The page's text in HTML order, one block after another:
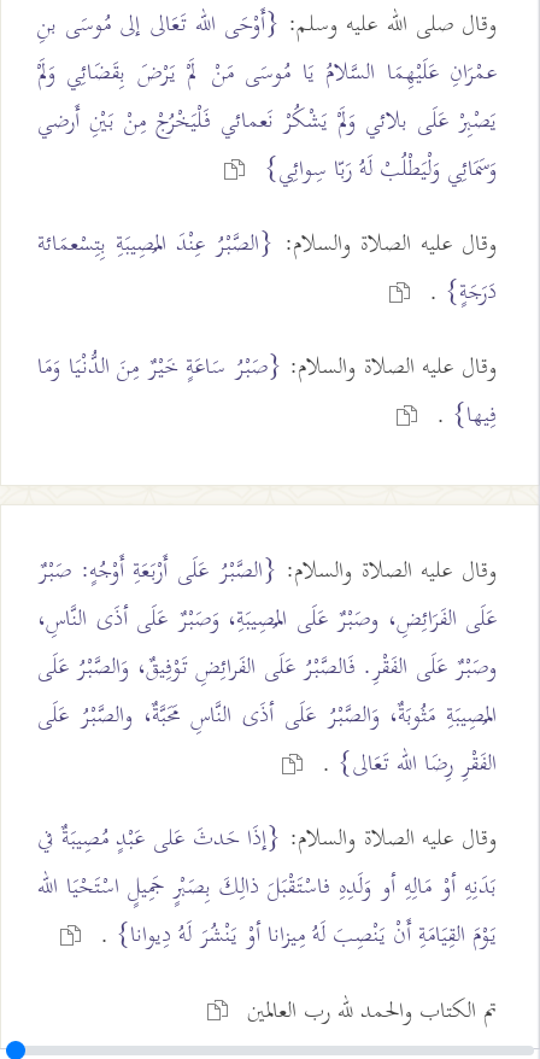
وقال صلى الله عليه وسلم: {أَوْحَى الله تَعَالى إلى مُوسَى بنِ
عمْرَانِ عَلَيْهِمَا السَّلامُ يَا مُوسَى مَنْ لَمْ يَرْضَ بِقَضَائِي وَلَمْ
يَصْبِرْ عَلَى بلائي وَلَمْ يَشْكُرْ نَعمائي فَلْيَخْرُجْ مِنْ بَيْنِ أَرضي
وَسَمَائِي وَلْيَطْلُبْ لَهُ رَبّا سِوائِي}
وقال عليه الصلاة والسلام: {الصَّبْرُ عِنْدَ المُصِيبَةِ بِتِسْعمَائة
دَرَجَةٍ} .
وقال عليه الصلاة والسلام: {صَبْرُ سَاعَةٍ خَيْرٌ مِنَ الدُّنْيَا وَمَا
فِيها} .
وقال عليه الصلاة والسلام: {الصَّبْرُ عَلَى أَرْبَعَةِ أَوْجُهٍ: صَبْرٌ
عَلَى الفَرَائِضِ، وصَبْرٌ عَلَى المُصِيبَةِ، وَصَبْرٌ عَلَى أذَى النَّاسِ،
وصَبْرٌ عَلَى الفَقْرِ. فَالصَّبْرُ عَلَى الفَرائِضِ تَوْفِيقٌ، وَالصَّبْرُ عَلَى
المُصِيبَةِ مَثُوبَةٌ، وَالصَّبْرُ عَلَى أذَى النَّاسِ مَحَبَّةٌ، والصَّبْرُ عَلَى
الفَقْرِ رِضَا الله تَعَالى} .
وقال عليه الصلاة والسلام: {إذَا حَدثَ عَلى عَبْدٍ مُصِيبَةٌ في
بَدَنِهِ أوْ مَالِهِ أو وَلَدِهِ فاسْتَقْبَلَ ذالِكَ بِصَبْرٍ جَمِيلٍ اسْتَحْيَا الله
يَوْمَ القِيَامَةِ أَنْ يَنْصِبَ لَهُ مِيزانا أوْ يَنْشُرَ لَهُ دِيوانا} .
تم الكتاب والحمد لله رب العالمين